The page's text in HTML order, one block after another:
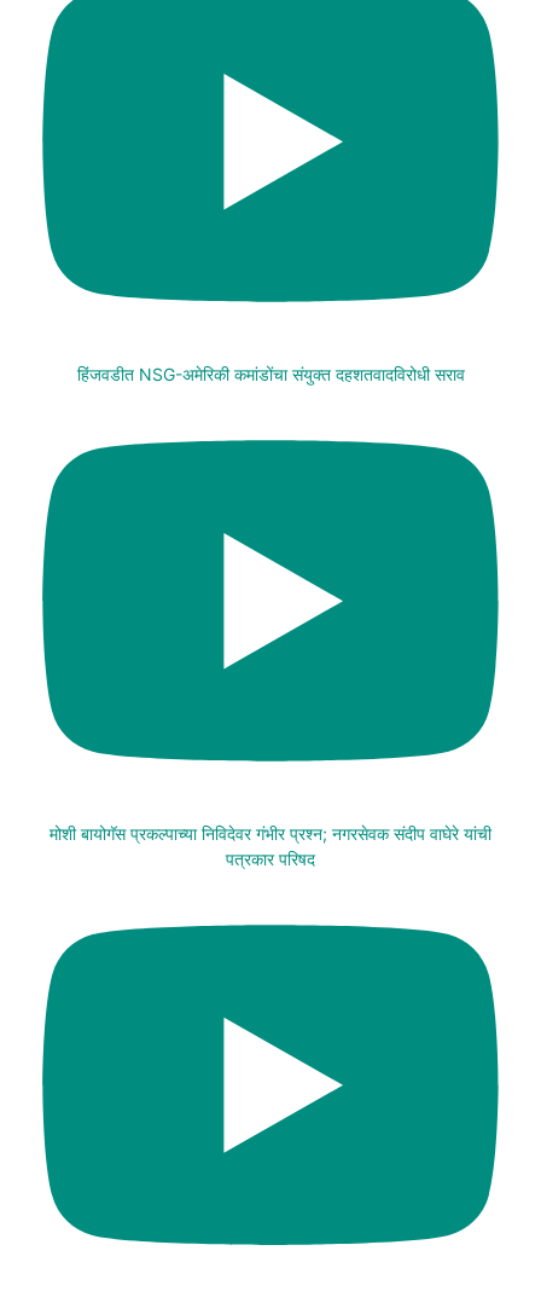
हिंजवडीत NSG-अमेरिकी कमांडोंचा संयुक्त दहशतवादविरोधी सराव
मोशी बायोगॅस प्रकल्पाच्या निविदेवर गंभीर प्रश्न; नगरसेवक संदीप वाघेरे यांची
पत्रकार परिषद